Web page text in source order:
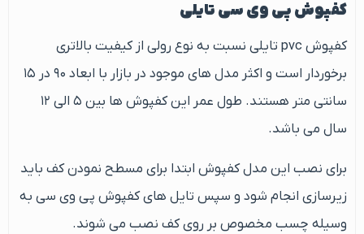
کفپوش پی وی سی تایلی
کفپوش pvc تایلی نسبت به نوع رولی از کیفیت بالاتری
برخوردار است و اکثر مدل های موجود در بازار با ابعاد ۹۰ در ۱۵
سانتی متر هستند. طول عمر این کفپوش ها بین ۵ الی ۱۲
سال می باشد.
برای نصب این مدل کفپوش ابتدا برای مسطح نمودن کف باید
زیرسازی انجام شود و سپس تایل های کفپوش پی وی سی به
وسیله چسب مخصوص بر روی کف نصب می شوند.